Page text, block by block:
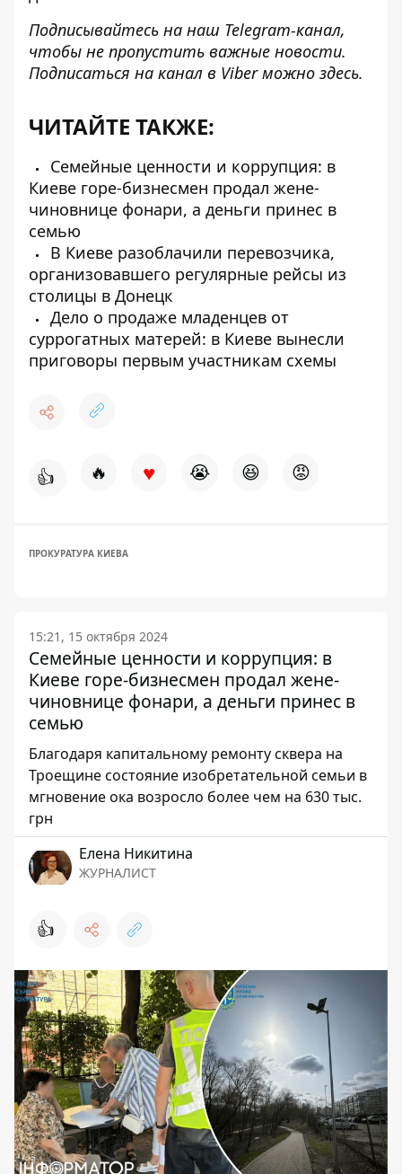
Подписывайтесь на наш Telegram-канал,
чтобы не пропустить важные новости.
Подписаться на канал в Viber можно здесь.
ЧИТАЙТЕ ТАКЖЕ:
Семейные ценности и коррупция: в
Киеве горе-бизнесмен продал жене-
чиновнице фонари, а деньги принес в
семью
В Киеве разоблачили перевозчика,
организовавшего регулярные рейсы из
столицы в Донецк
Дело о продаже младенцев от
суррогатных матерей: в Киеве вынесли
приговоры первым участникам схемы
👍 🔥 ♥ 😭 😆 😡
ПРОКУРАТУРА КИЕВА
15:21, 15 октября 2024
Семейные ценности и коррупция: в
Киеве горе-бизнесмен продал жене-
чиновнице фонари, а деньги принес в
семью
Благодаря капитальному ремонту сквера на
Троещине состояние изобретательной семьи в
мгновение ока возросло более чем на 630 тыс.
грн
Елена Никитина
ЖУРНАЛИСТ
👍